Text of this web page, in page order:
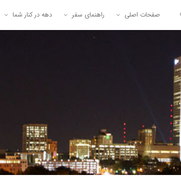
صفحات اصلی راهنمای سفر دهه در کنار شما